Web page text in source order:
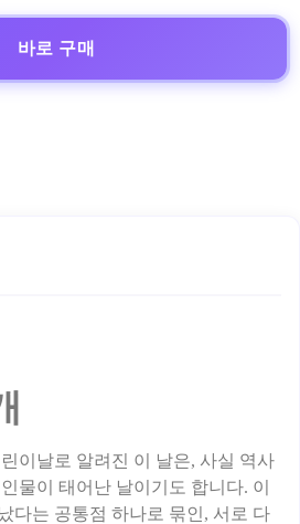
바로 구매
이날로 알려진 이 날은, 사실 역사
물이 태어난 날이기도 합니다. 이
다는 공통점 하나로 묶인, 서로 다